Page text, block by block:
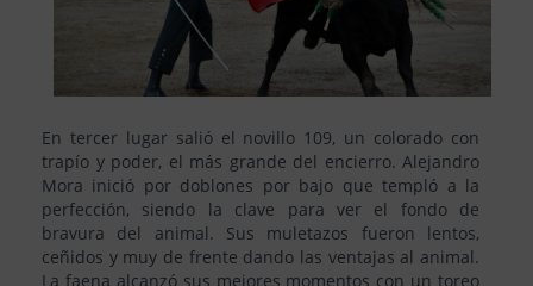
En tercer lugar salió el novillo 109, un colorado con
trapío y poder, el más grande del encierro. Alejandro
Mora inició por doblones por bajo que templó a la
perfección, siendo la clave para ver el fondo de
bravura del animal. Sus muletazos fueron lentos,
ceñidos y muy de frente dando las ventajas al animal.
La faena alcanzó sus mejores momentos con un toreo